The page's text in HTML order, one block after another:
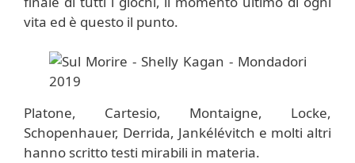
vita ed è questo il punto.
Platone, Cartesio, Montaigne, Locke,
Schopenhauer, Derrida, Jankélévitch e molti altri
hanno scritto testi mirabili in materia.